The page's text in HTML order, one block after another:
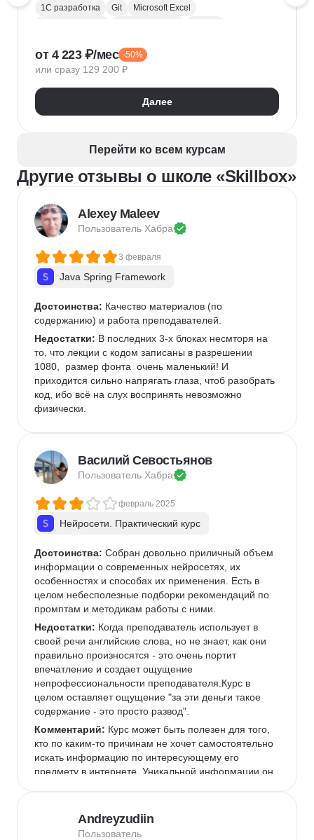
1С разработка Git
Microsoft Excel
Конфигурирование 1С
от 4 223 ₽/мес -50%
или сразу 129 200 ₽
Далее
Перейти ко всем курсам
Другие отзывы о школе «Skillbox»
Alexey Maleev
Пользователь Хабра
3 февраля
Java Spring Framework
Достоинства: Качество материалов (по
содержанию) и работа преподавателей.
Недостатки: В последних 3-х блоках несмторя на
то, что лекции с кодом записаны в разрешении
1080,  размер фонта  очень маленький! И
приходится сильно напрягать глаза, чтоб разобрать
код, ибо всё на слух воспринять невозможно
физически.
Василий Севостьянов
Пользователь Хабра
февраль 2025
Нейросети. Практический курс
Достоинства: Собран довольно приличный объем
информации о современных нейросетях, их
особенностях и способах их применения. Есть в
целом небесполезные подборки рекомендаций по
промптам и методикам работы с ними.
Недостатки: Когда преподаватель использует в
своей речи английские слова, но не знает, как они
правильно произносятся - это очень портит
впечатление и создает ощущение
непрофессиональности преподавателя.Курс в
целом оставляет ощущение "за эти деньги такое
содержание - это просто развод".
Комментарий: Курс может быть полезен для того,
кто по каким-то причинам не хочет самостоятельно
искать информацию по интересующему его
предмету в интернете. Уникальной информации он
через призму восприятия авторов.Таких денег
однозначно не стоит.
Andreyzudiin
Пользователь